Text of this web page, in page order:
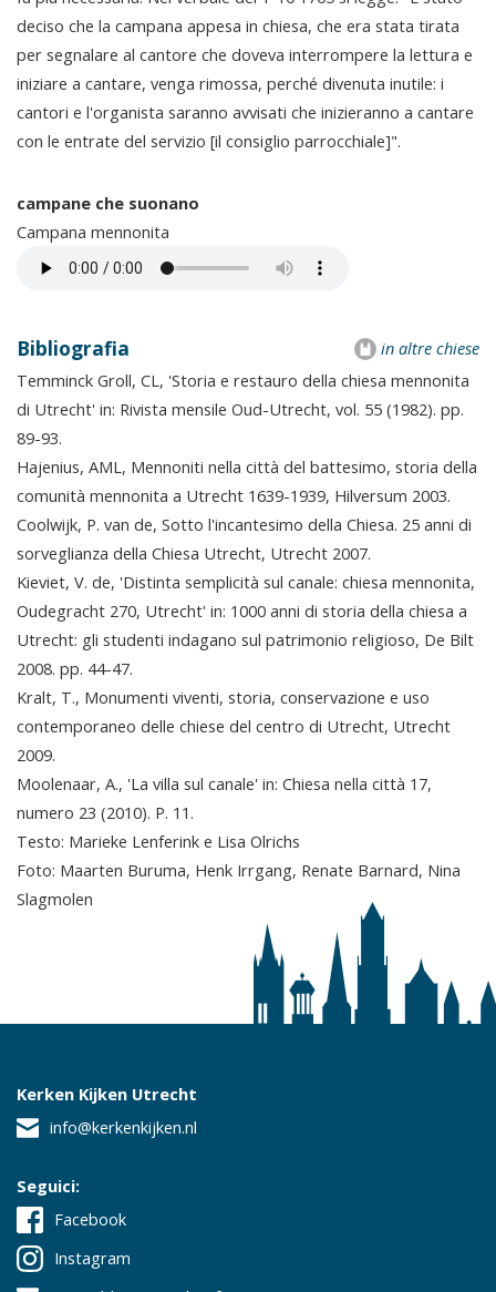
deciso che la campana appesa in chiesa, che era stata tirata
per segnalare al cantore che doveva interrompere la lettura e
iniziare a cantare, venga rimossa, perché divenuta inutile: i
cantori e l'organista saranno avvisati che inizieranno a cantare
con le entrate del servizio [il consiglio parrocchiale]".
campane che suonano
Campana mennonita
in altre chiese
Bibliografia
Temminck Groll, CL, 'Storia e restauro della chiesa mennonita
di Utrecht' in: Rivista mensile Oud-Utrecht, vol. 55 (1982). pp.
89-93.
Hajenius, AML, Mennoniti nella città del battesimo, storia della
comunità mennonita a Utrecht 1639-1939, Hilversum 2003.
Coolwijk, P. van de, Sotto l'incantesimo della Chiesa. 25 anni di
sorveglianza della Chiesa Utrecht, Utrecht 2007.
Kieviet, V. de, 'Distinta semplicità sul canale: chiesa mennonita,
Oudegracht 270, Utrecht' in: 1000 anni di storia della chiesa a
Utrecht: gli studenti indagano sul patrimonio religioso, De Bilt
2008. pp. 44-47.
Kralt, T., Monumenti viventi, storia, conservazione e uso
contemporaneo delle chiese del centro di Utrecht, Utrecht
2009.
Moolenaar, A., 'La villa sul canale' in: Chiesa nella città 17,
numero 23 (2010). P. 11.
Testo: Marieke Lenferink e Lisa Olrichs
Foto: Maarten Buruma, Henk Irrgang, Renate Barnard, Nina
Slagmolen
Kerken Kijken Utrecht
info@kerkenkijken.nl
Seguici:
Facebook
Instagram